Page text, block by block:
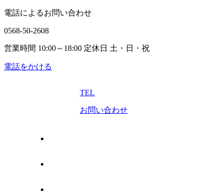
電話によるお問い合わせ
0568-50-2608
営業時間 10:00～18:00 定休日 土・日・祝
電話をかける
TEL
お問い合わせ